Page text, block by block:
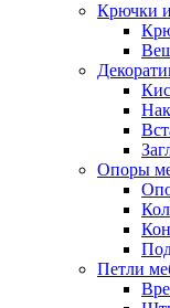
Крючки
Опоры
Петли